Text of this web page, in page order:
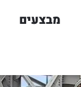
מבצעים